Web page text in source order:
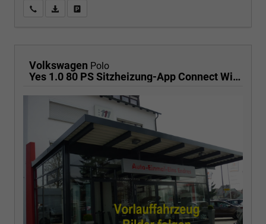
Wir rufen Sie anPDF-Fahrzeugexposé drucken
Volkswagen Polo
Yes 1.0 80 PS Sitzheizung-App Connect Wireless-Einparkhilfe-Klima-Sofort